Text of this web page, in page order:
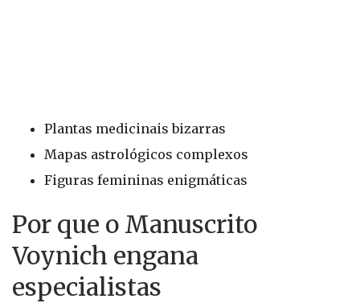
Plantas medicinais bizarras
Mapas astrológicos complexos
Figuras femininas enigmáticas
Por que o Manuscrito
Voynich engana
especialistas